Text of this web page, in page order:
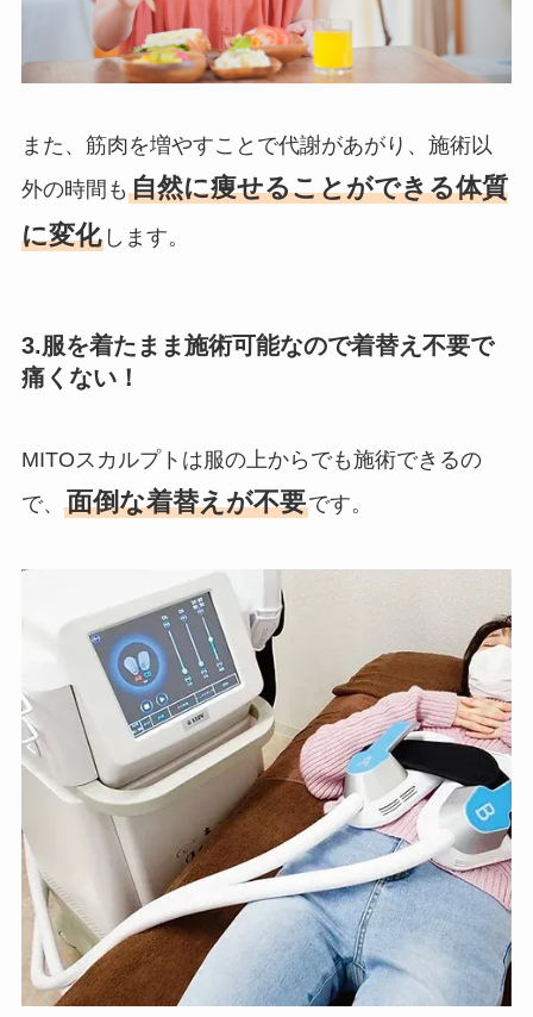
また、筋肉を増やすことで代謝があがり、施術以
外の時間も 自然に痩せることができる体質
に変化します。
3.服を着たまま施術可能なので着替え不要で
痛くない！
MITOスカルプトは服の上からでも施術できるの
で、 面倒な着替えが不要です。